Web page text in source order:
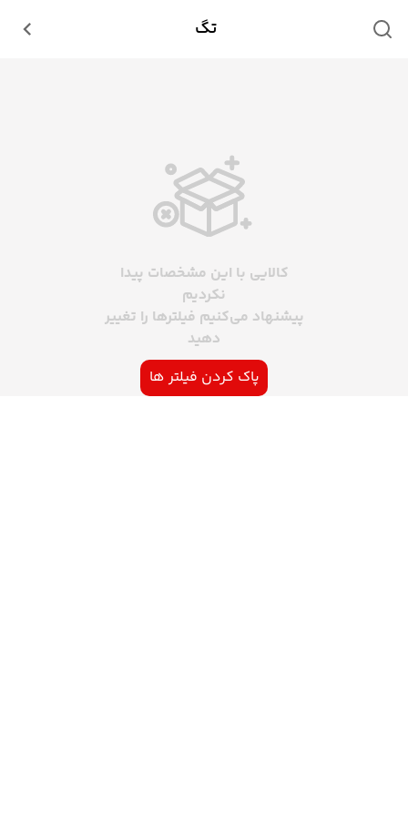
تگ
کالایی با این مشخصات پیدا
نکردیم
پیشنهاد می‌کنیم فیلترها را تغییر
دهید
پاک کردن فیلتر ها